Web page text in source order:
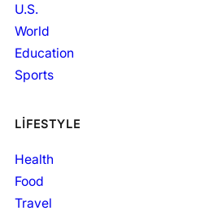
U.S.
World
Education
Sports
LIFESTYLE
Health
Food
Travel